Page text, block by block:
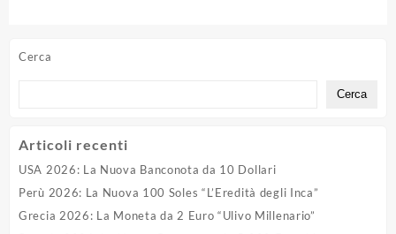
Cerca
Cerca
Articoli recenti
USA 2026: La Nuova Banconota da 10 Dollari
Perù 2026: La Nuova 100 Soles “L’Eredità degli Inca”
Grecia 2026: La Moneta da 2 Euro “Ulivo Millenario”